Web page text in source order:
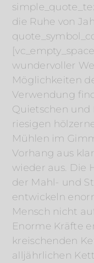
die Ruhe von
wundervoller
Möglichkeiten
Verwendung
Quietschen und
riesigen
Mühlen im
Vorhang aus
wieder aus. Die
der Mahl- und
entwickeln
Mensch nicht
Enorme Kräfte
kreischenden
alljährlichen